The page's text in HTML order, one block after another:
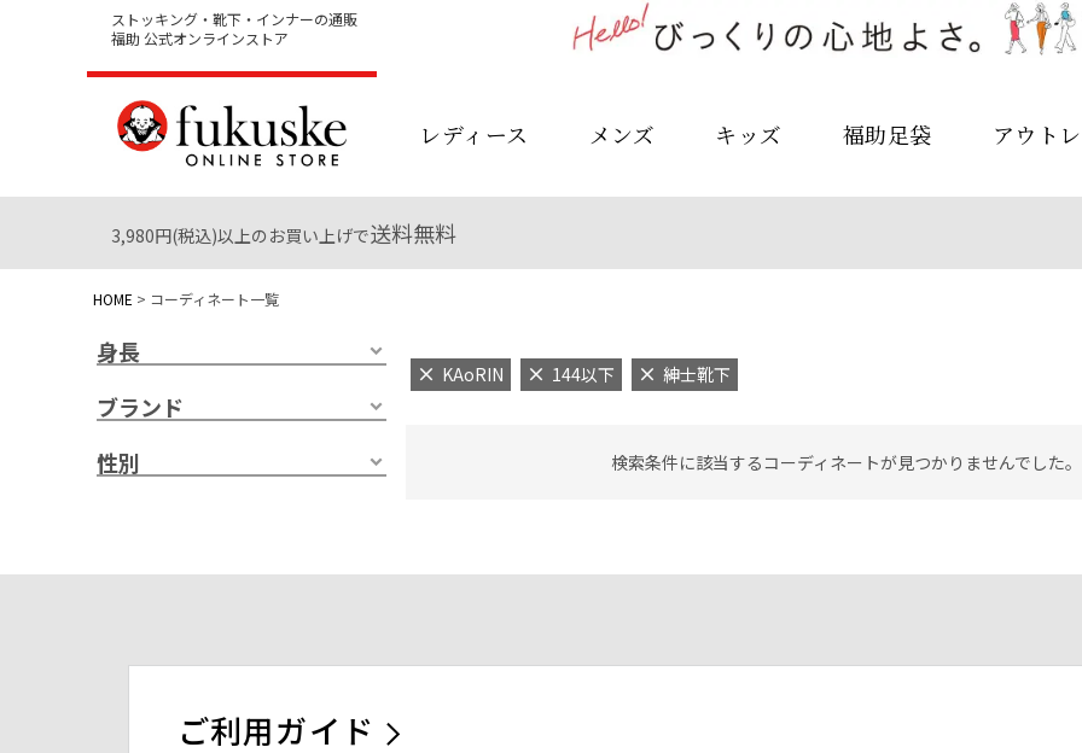
ストッキング・靴下・インナーの通販
福助 公式オンラインストア
レディース メンズ キッズ 福助足袋 アウト
3,980円(税込)以上のお買い上げで送料無料
HOME コーディネート一覧
身長
ブランド
性別
KAoRIN 144以下 紳士靴下
検索条件に該当するコーディネートが見つかりませんでした
ご利用ガイド